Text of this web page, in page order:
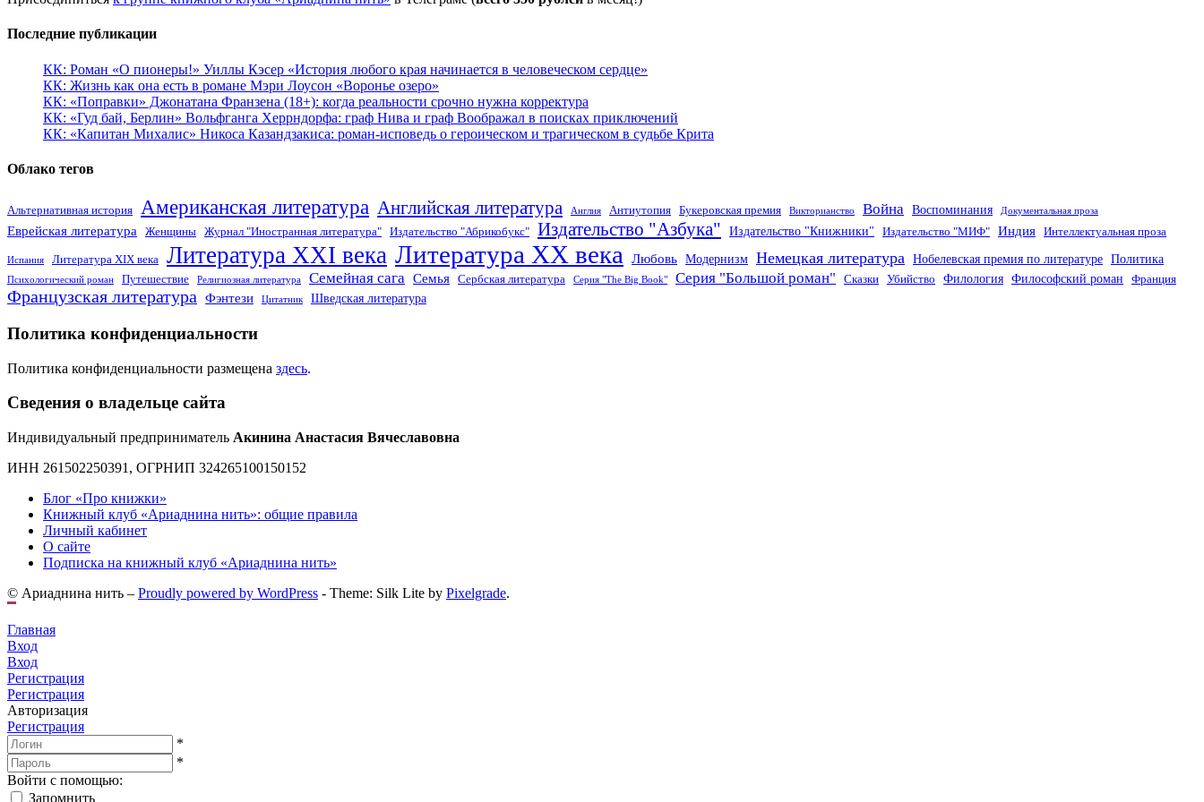
Последние публикации
КК: Роман «О пионеры!» Уиллы Кэсер «История любого края начинается в человеческом сердце»
КК: Жизнь как она есть в романе Мэри Лоусон «Воронье озеро»
КК: «Поправки» Джонатана Франзена (18+): когда реальности срочно нужна корректура
КК: «Гуд бай, Берлин» Вольфганга Херрндорфа: граф Нива и граф Воображал в поисках приключений
КК: «Капитан Михалис» Никоса Казандзакиса: роман-исповедь о героическом и трагическом в судьбе Крита
Облако тегов
Альтернативная история Американская литература Английская литература Англия Антиутопия Букеровская премия Викторианство Война Воспоминания Документальная проза
Еврейская литература Женщины Журнал "Иностранная литература" Издательство "Абрикобукс" Издательство "Азбука" Издательство "Книжники" Издательство "МИФ" Индия Интеллектуальная проза
Испания Литература XIX века Литература XXI века Литература XX века Любовь Модернизм Немецкая литература Нобелевская премия по литературе Политика
Психологический роман Путешествие Религиозная литература Семейная сага Семья Сербская литература Серия "The Big Book" Серия "Большой роман" Сказки Убийство Филология Философский роман Франция
Французская литература Фэнтези Цитатник Шведская литература
Политика конфиденциальности
Политика конфиденциальности размещена здесь.
Сведения о владельце сайта
Индивидуальный предприниматель Акинина Анастасия Вячеславовна
ИНН 261502250391, ОГРНИП 324265100150152
Блог «Про книжки»
Книжный клуб «Ариаднина нить»: общие правила
Личный кабинет
О сайте
Подписка на книжный клуб «Ариаднина нить»
© Ариаднина нить – Proudly powered by WordPress - Theme: Silk Lite by Pixelgrade.
Главная
Вход
Вход
Регистрация
Регистрация
Авторизация
Регистрация
*
*
Войти с помощью:
Запомнить